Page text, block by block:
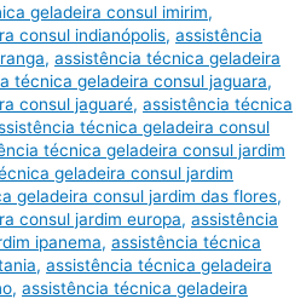
geladeira consul imirim,
consul indianópolis,assistência
,assistência técnica geladeira
técnica geladeira consul jaguara,
consul jaguaré,assistência técnica
técnica geladeira consul
técnica geladeira consul jardim
geladeira consul jardim
geladeira consul jardim das flores,
consul jardim europa,assistência
ipanema,assistência técnica
,assistência técnica geladeira
,assistência técnica geladeira